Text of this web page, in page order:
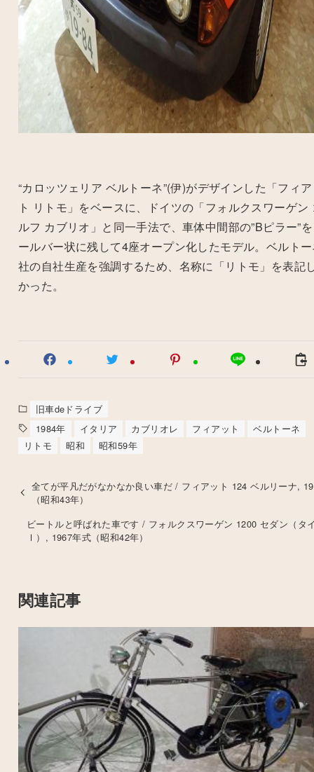
“カロッツェリア ベルトーネ”(伊)がデザインした「フィ
ト リトモ」をベースに、ドイツの「フォルクスワーゲン
ルフ カブリオ」と同一手法で、車体中間部の”Bピラー”
ールバー状に残して4座オープン化したモデル。ベルト
社の自社生産を強調するため、名称に「リトモ」を表記
かった。
旧車deドライブ
1984年
イタリア カブリオレ フィアット
ベルトーネ
リトモ
昭和 昭和59年
全てが平凡だがなかなか良い車だ / フィアット 124 ベルリーナ,
（昭和43年）
ビートルと呼ばれた車です / フォルクスワーゲン 1200 セダン（タ
Ⅰ）, 1967年式（昭和42年）
関連記事